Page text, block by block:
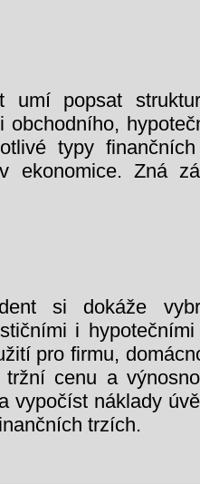
umí popsat
obchodního,
typy
ekonomice. Zná
si dokáže
i
pro firmu,
cenu a
vypočíst náklady
trzích.